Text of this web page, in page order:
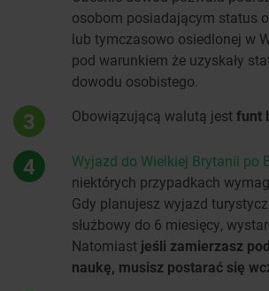
osobom posiadającym status
lub tymczasowo osiedlonej w
pod warunkiem że uzyskały
dowodu osobistego.
3 Obowiązującą walutą jestfunt
4 Wyjazd do Wielkiej Brytanii po
niektórych przypadkach
Gdy planujesz wyjazd
służbowy do 6 miesięcy,
Natomiast jeśli zamierzasz
naukę, musisz postarać się